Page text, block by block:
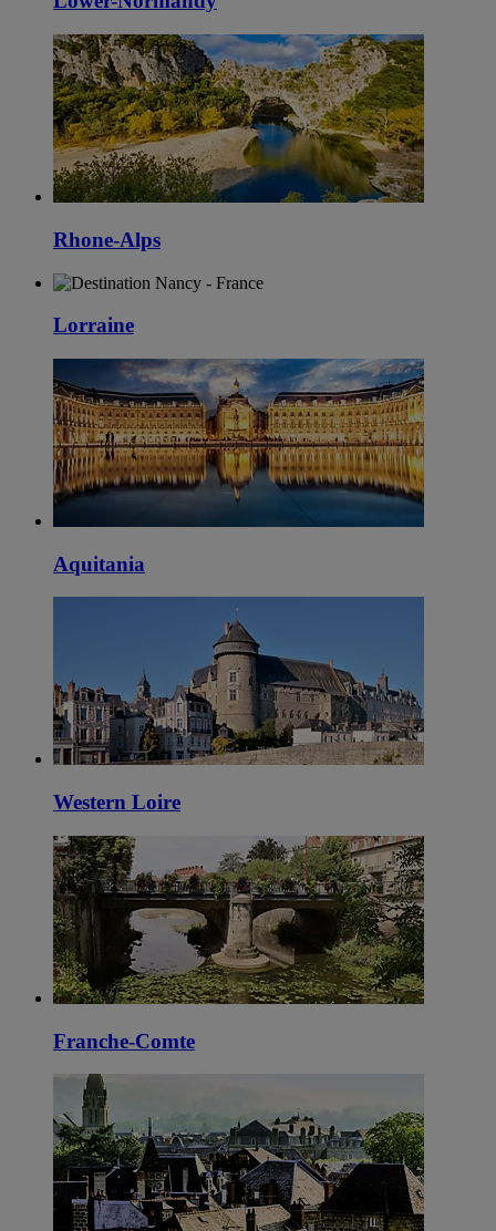
Rhone-Alps
Lorraine
Aquitania
Western Loire
Franche-Comte